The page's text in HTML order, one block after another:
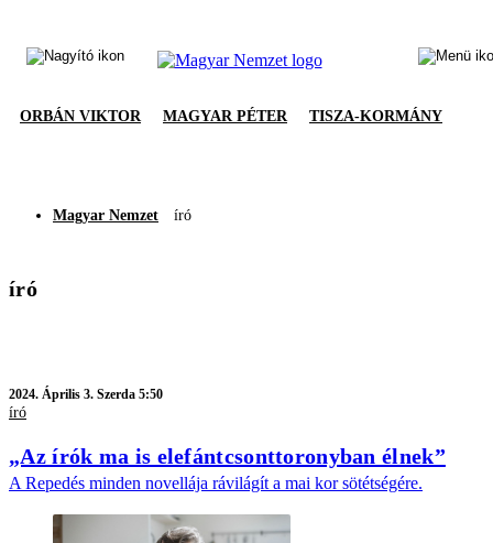
ORBÁN VIKTOR MAGYAR PÉTER TISZA-KORMÁNY
Magyar Nemzet író
író
2024. Április 3. Szerda 5:50
író
„Az írók ma is elefántcsonttoronyban élnek”
A Repedés minden novellája rávilágít a mai kor sötétségére.